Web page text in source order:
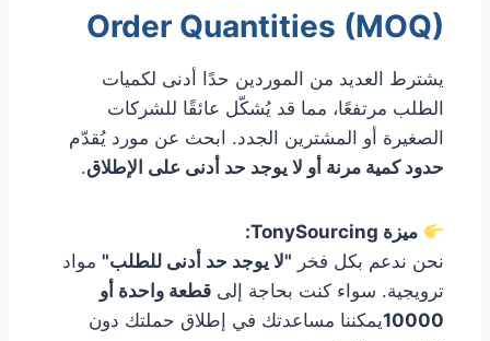
Order Quantities (MOQ)
يشترط العديد من الموردين حدًا أدنى لكميات
الطلب مرتفعًا، مما قد يُشكّل عائقًا للشركات
الصغيرة أو المشترين الجدد. ابحث عن مورد يُقدّم
حدود كمية مرنة أو لا يوجد حد أدنى على الإطلاق.
ميزة TonySourcing:
نحن ندعم بكل فخر "لا يوجد حد أدنى للطلب" مواد
ترويجية. سواء كنت بحاجة إلى قطعة واحدة أو
10000يمكننا مساعدتك في إطلاق حملتك دون